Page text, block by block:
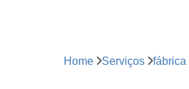
Home Serviços fábrica